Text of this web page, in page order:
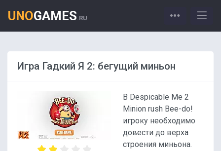
UNOGAMES.RU
Игра Гадкий Я 2: бегущий миньон
В Despicable Me 2
Minion rush Bee-do!
игроку необходимо
довести до верха
строения миньона.